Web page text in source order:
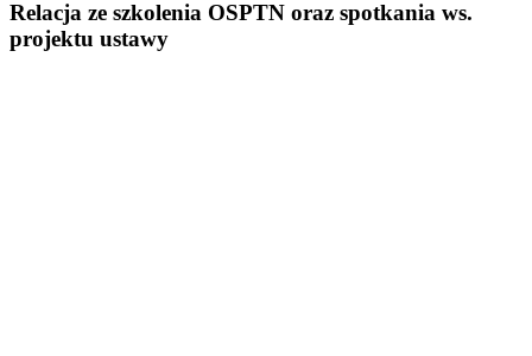
Relacja ze szkolenia OSPTN oraz spotkania ws.
projektu ustawy